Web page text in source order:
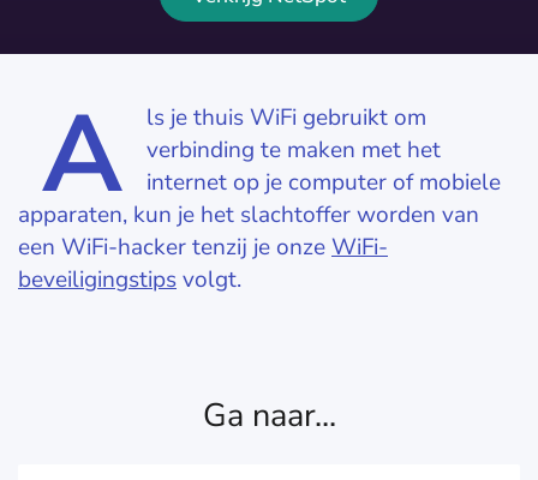
A
ls je thuis WiFi gebruikt om
verbinding te maken met het
internet op je computer of mobiele
apparaten, kun je het slachtoffer worden van
een WiFi-hacker tenzij je onzeWiFi-
beveiligingstipsvolgt.
Ga naar...